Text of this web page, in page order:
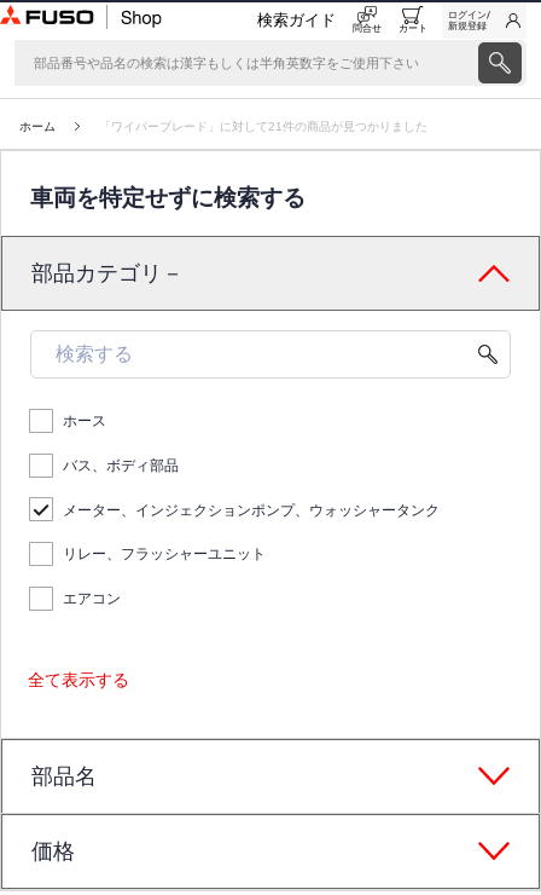
検索ガイド 問合せ カート
ログイン/
新規登録
ホーム 「ワイパーブレード」に対して21件の商品が見つかりました
車両を特定せずに検索する
部品カテゴリ－
ホース
バス、ボディ部品
メーター、インジェクションポンプ、ウォッシャータンク
リレー、フラッシャーユニット
エアコン
全て表示する
部品名
価格